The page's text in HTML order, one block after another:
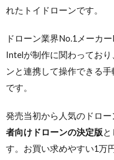
れたトイドローンです。
ドローン業界No.1メーカ
Intelが制作に関わってお
ンと連携して操作できる
です。
発売当初から人気のドロ
者向けドローンの決定版
す。お買い求めやすい1万